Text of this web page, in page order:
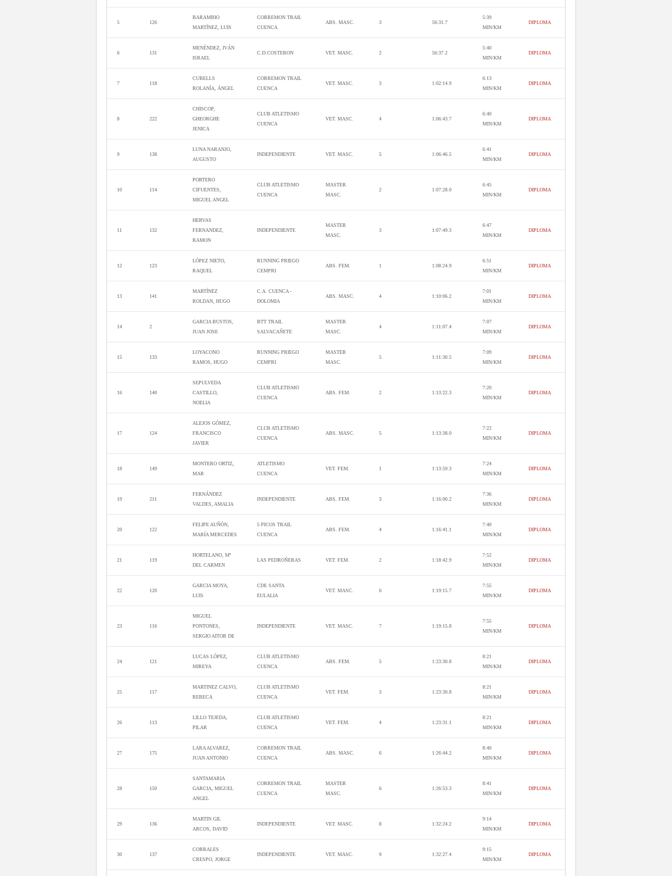
5 126
BARAMBIO
MARTÍNEZ, LUIS
CORREMON TRAIL
CUENCA
ABS. MASC. 3 56:31.7
5:39
MIN/KM
DIPLOMA
6 131
MENÉNDEZ, IVÁN
ISRAEL
C.D.COSTERON VET. MASC. 2 56:37.2
5:40
MIN/KM
DIPLOMA
7 118
CUBELLS
ROLANÍA, ÁNGEL
CORREMON TRAIL
CUENCA
VET. MASC. 3 1:02:14.9
6:13
MIN/KM
DIPLOMA
8 222
CHISCOP,
GHEORGHE
JENICA
CLUB ATLETISMO
CUENCA
VET. MASC. 4 1:06:43.7
6:40
MIN/KM
DIPLOMA
9 138
LUNA NARANJO,
AUGUSTO
INDEPENDIENTE VET. MASC. 5 1:06:46.5
6:41
MIN/KM
DIPLOMA
10 114
PORTERO
CIFUENTES,
MIGUEL ANGEL
CLUB ATLETISMO
CUENCA
MASTER
MASC.
2 1:07:28.0
6:45
MIN/KM
DIPLOMA
11 132
HERVAS
FERNANDEZ,
RAMON
INDEPENDIENTE
MASTER
MASC.
3 1:07:49.3
6:47
MIN/KM
DIPLOMA
12 123
LÓPEZ NIETO,
RAQUEL
RUNNING PRIEGO
CEMPRI
ABS. FEM. 1 1:08:24.9
6:51
MIN/KM
DIPLOMA
13 141
MARTÍNEZ
ROLDAN, HUGO
C.A. CUENCA -
DOLOMIA
ABS. MASC. 4 1:10:06.2
7:01
MIN/KM
DIPLOMA
14 2
GARCIA BUSTOS,
JUAN JOSE
BTT TRAIL
SALVACAÑETE
MASTER
MASC.
4 1:11:07.4
7:07
MIN/KM
DIPLOMA
15 133
LOYACONO
RAMOS, HUGO
RUNNING PRIEGO
CEMPRI
MASTER
MASC.
5 1:11:30.5
7:09
MIN/KM
DIPLOMA
16 140
SEPULVEDA
CASTILLO,
NOELIA
CLUB ATLETISMO
CUENCA
ABS. FEM. 2 1:13:22.3
7:20
MIN/KM
DIPLOMA
17 124
ALEJOS GÓMEZ,
FRANCISCO
JAVIER
CLUB ATLETISMO
CUENCA
ABS. MASC. 5 1:13:38.0
7:22
MIN/KM
DIPLOMA
18 149
MONTERO ORTIZ,
MAR
ATLETISMO
CUENCA
VET. FEM. 1 1:13:59.3
7:24
MIN/KM
DIPLOMA
19 211
FERNÁNDEZ
VALDES, AMALIA
INDEPENDIENTE ABS. FEM. 3 1:16:00.2
7:36
MIN/KM
DIPLOMA
20 122
FELIPE AUÑÓN,
MARÍA MERCEDES
5 PICOS TRAIL
CUENCA
ABS. FEM. 4 1:16:41.1
7:40
MIN/KM
DIPLOMA
21 119
HORTELANO, Mª
DEL CARMEN
LAS PEDROÑERAS VET. FEM. 2 1:18:42.9
7:52
MIN/KM
DIPLOMA
22 120
GARCIA MOYA,
LUIS
CDE SANTA
EULALIA
VET. MASC. 6 1:19:15.7
7:55
MIN/KM
DIPLOMA
23 116
MIGUEL
PONTONES,
SERGIO AITOR DE
INDEPENDIENTE VET. MASC. 7 1:19:15.8
7:55
MIN/KM
DIPLOMA
24 121
LUCAS LÓPEZ,
MIREYA
CLUB ATLETISMO
CUENCA
ABS. FEM. 5 1:23:30.8
8:21
MIN/KM
DIPLOMA
25 117
MARTINEZ CALVO,
REBECA
CLUB ATLETISMO
CUENCA
VET. FEM. 3 1:23:30.8
8:21
MIN/KM
DIPLOMA
26 113
LILLO TEJEDA,
PILAR
CLUB ATLETISMO
CUENCA
VET. FEM. 4 1:23:31.1
8:21
MIN/KM
DIPLOMA
27 175
LARA ALVAREZ,
JUAN ANTONIO
CORREMON TRAIL
CUENCA
ABS. MASC. 6 1:26:44.2
8:40
MIN/KM
DIPLOMA
28 150
SANTAMARIA
GARCIA, MIGUEL
ANGEL
CORREMON TRAIL
CUENCA
MASTER
MASC.
6 1:26:53.3
8:41
MIN/KM
DIPLOMA
29 136
MARTIN GIL
ARCOS, DAVID
INDEPENDIENTE VET. MASC. 8 1:32:24.2
9:14
MIN/KM
DIPLOMA
30 137
CORRALES
CRESPO, JORGE
INDEPENDIENTE VET. MASC. 9 1:32:27.4
9:15
MIN/KM
DIPLOMA